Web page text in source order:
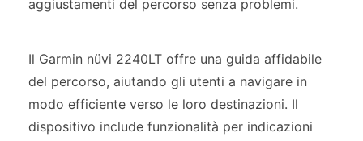
aggiustamenti del percorso senza problemi.
Il Garmin nüvi 2240LT offre una guida affidabile
del percorso, aiutando gli utenti a navigare in
modo efficiente verso le loro destinazioni. Il
dispositivo include funzionalità per indicazioni